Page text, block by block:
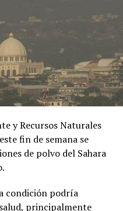
Abelardo de la
saludo de parte del
mejores deseos al
al frente de la nación
y Recursos Naturales
fin de semana se
de polvo del Sahara
condición podría
principalmente